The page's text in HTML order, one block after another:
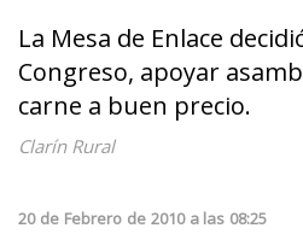
La Mesa de Enlace
Congreso, apoyar
carne a buen precio.
Clarín Rural
20 de Febrero de 2010 a las 08:25